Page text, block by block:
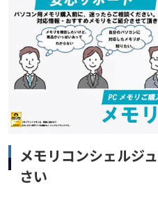
メモリコンシェルジ
さい